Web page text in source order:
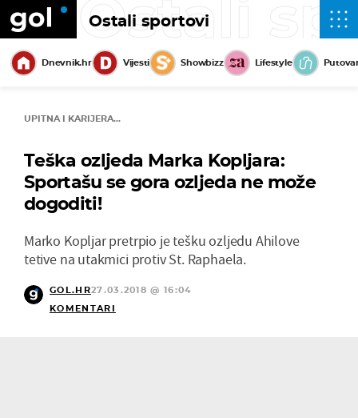
Ostali sportovi
Ostali
Dnevnik.hr Vijesti Showbizz Lifestyle
UPITNA I KARIJERA...
Teška ozljeda Marka Kopljara:
Sportašu se gora ozljeda ne može
dogoditi!
Marko Kopljar pretrpio je tešku ozljedu Ahilove
tetive na utakmici protiv St. Raphaela.
GOL.HR27.03.2018 @ 16:04
KOMENTARI